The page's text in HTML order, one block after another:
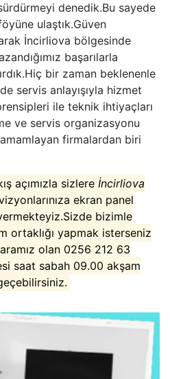
denedik.Bu sayede
ulaştık.Güven
İncirliova bölgesinde
başarılarla
bir zaman beklenenle
servis anlayışıyla hizmet
ile teknik ihtiyaçları
ve servis organizasyonu
firmalardan biri
açımızla sizlereİncirliova
ekran panel
bizimle
ortaklığı yapmak isterseniz
olan 0256 212 63
saat sabah 09.00 akşam